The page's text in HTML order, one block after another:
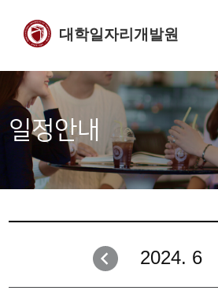
대학일자리개발원
일정안내
2024. 6